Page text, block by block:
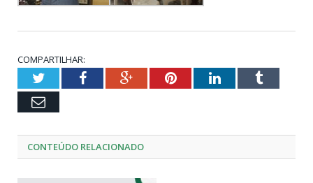
COMPARTILHAR:
TwitterFacebookGoogle+PinterestLinkedInTumblr
Email
CONTEÚDO RELACIONADO